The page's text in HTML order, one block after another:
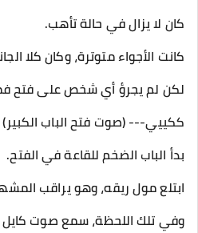
كان لا يزال في حالة تأهب.
كانت الأجواء متوترة، وكان كلا
لكن لم يجرؤ أي شخص على فتح
ككييي--- (صوت فتح الباب الكبير)
بدأ الباب الضخم للقاعة في الفتح.
ابتلع مول ريقه، وهو يراقب
وفي تلك اللحظة، سمع صوت كايل